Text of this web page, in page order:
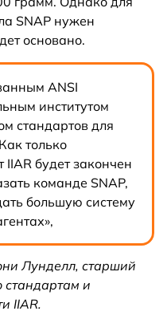
SNAP нужен
основано.
ANSI
институтом
стандартов для
только
будет закончен
команде SNAP,
большую систему
Лунделл, старший
стандартам и
IIAR.